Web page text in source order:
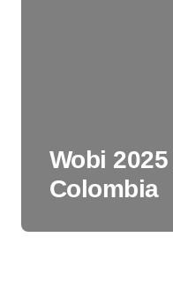
Wobi
Colombia